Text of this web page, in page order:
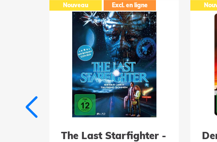
Nouveau Excl. en ligne
The Last Starfighter -